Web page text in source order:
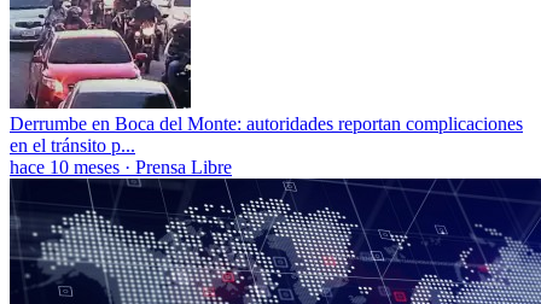
Derrumbe en Boca del Monte: autoridades reportan complicaciones
en el tránsito p...
hace 10 meses · Prensa Libre